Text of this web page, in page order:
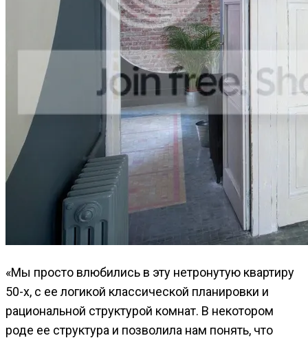
«Мы просто влюбились в эту нетронутую квартиру
50-х, с ее логикой классической планировки и
рациональной структурой комнат. В некотором
роде ее структура и позволила нам понять, что